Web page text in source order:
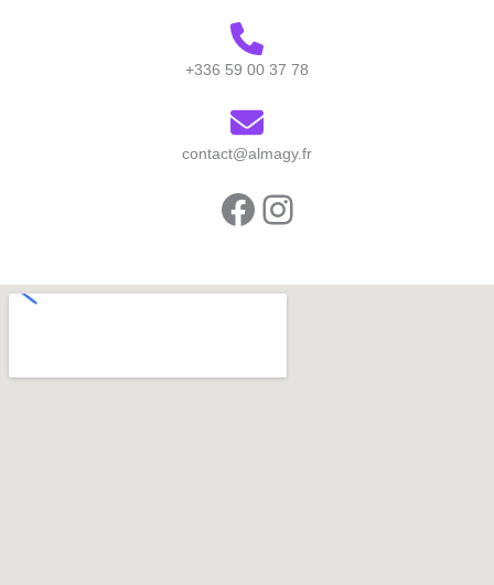
+336 59 00 37 78
contact@almagy.fr
Facebook
Instagram